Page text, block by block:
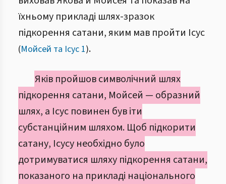
їхньому прикладі шлях-зразок
підкорення сатани, яким мав пройти Ісус
(Мойсей та Ісус 1).
Яків пройшов символічний шлях
підкорення сатани, Мойсей — образний
шлях, а Ісус повинен був іти
субстанційним шляхом. Щоб підкорити
сатану, Ісусу необхідно було
дотримуватися шляху підкорення сатани,
показаного на прикладі національного